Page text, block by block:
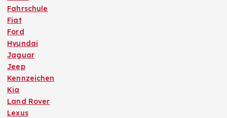
Fahrschule
Fiat
Ford
Hyundai
Jaguar
Jeep
Kennzeichen
Kia
Land Rover
Lexus